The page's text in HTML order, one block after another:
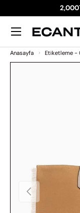
İçeriği atla
Ara
Ara
Menü
Anasayfa Etiketleme -
Önceki